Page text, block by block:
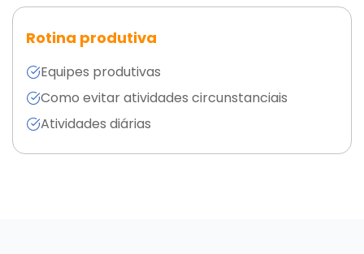
Rotina produtiva
Equipes produtivas
Como evitar atividades circunstanciais
Atividades diárias